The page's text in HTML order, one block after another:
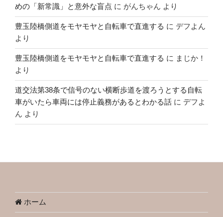
めの「新常識」と意外な盲点 に がんちゃん より
豊玉陸橋側道をモヤモヤと自転車で直進する に デフよん
より
豊玉陸橋側道をモヤモヤと自転車で直進する に まじか！
より
道交法第38条で信号のない横断歩道を渡ろうとする自転
車がいたら車両には停止義務があるとわかる話 に デフよ
ん より
ホーム